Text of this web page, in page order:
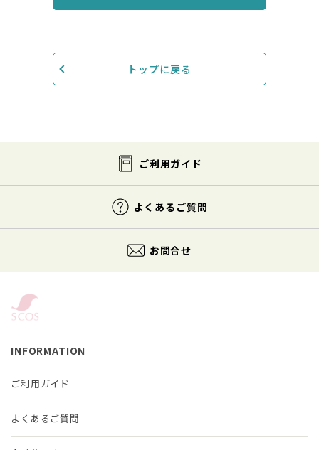
トップに戻る
ご利用ガイド
よくあるご質問
お問合せ
INFORMATION
ご利用ガイド
よくあるご質問